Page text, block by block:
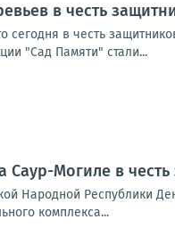
в честь
в честь
"Сад Памяти" стали...
Могиле в
Народной Республики
комплекса...